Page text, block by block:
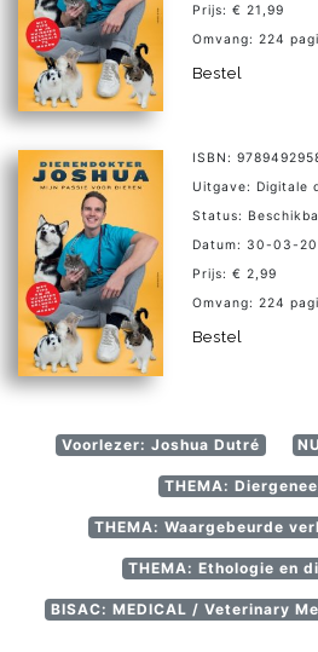
Prijs: € 21,99
Omvang: 224
Bestel
ISBN:
Uitgave: Digitale
Status:
Datum: 30-03-
Prijs: € 2,99
Omvang: 224
Bestel
Voorlezer: Joshua Dutré
THEMA:
THEMA: Waargebeurde
THEMA: Ethologie en
BISAC: MEDICAL / Veterinary